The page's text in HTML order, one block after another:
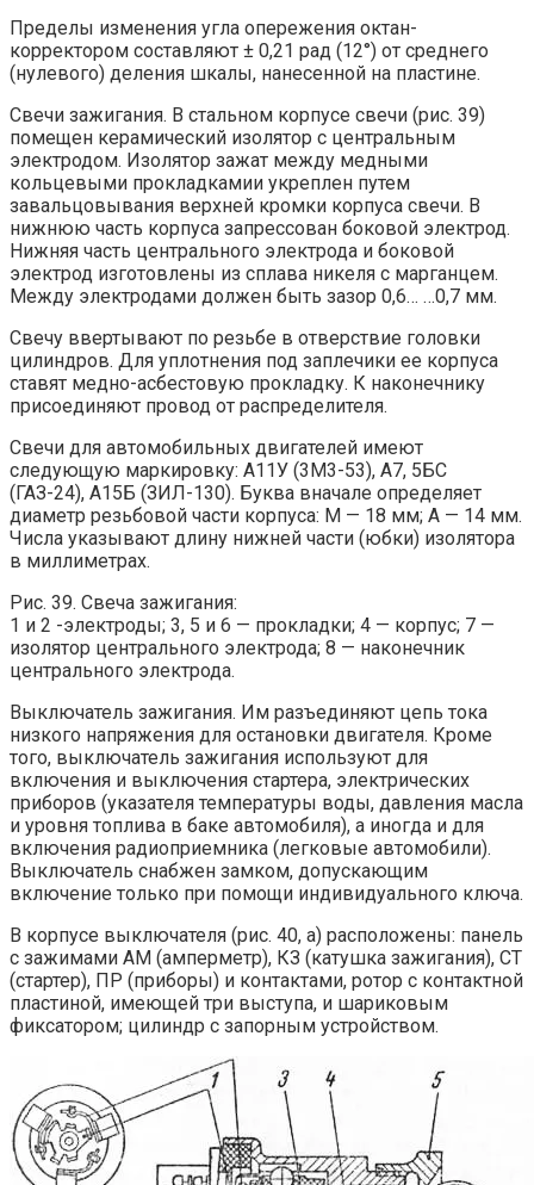
Пределы изменения угла опережения октан-
корректором составляют ± 0,21 рад (12°) от среднего
(нулевого) деления шкалы, нанесенной на пластине.
Свечи зажигания. В стальном корпусе свечи (рис. 39)
помещен керамический изолятор с центральным
электродом. Изолятор зажат между медными
кольцевыми прокладкамии укреплен путем
завальцовывания верхней кромки корпуса свечи. В
нижнюю часть корпуса запрессован боковой электрод.
Нижняя часть центрального электрода и боковой
электрод изготовлены из сплава никеля с марганцем.
Между электродами должен быть зазор 0,6… …0,7 мм.
Свечу ввертывают по резьбе в отверствие головки
цилиндров. Для уплотнения под заплечики ее корпуса
ставят медно-асбестовую прокладку. К наконечнику
присоединяют провод от распределителя.
Свечи для автомобильных двигателей имеют
следующую маркировку: А11У (3M3-53), А7, 5БС
(ГАЗ-24), А15Б (ЗИЛ-130). Буква вначале определяет
диаметр резьбовой части корпуса: М — 18 мм; А — 14 мм.
Числа указывают длину нижней части (юбки) изолятора
в миллиметрах.
Рис. 39. Свеча зажигания:
1 и 2 -электроды; 3, 5 и 6 — прокладки; 4 — корпус; 7 —
изолятор центрального электрода; 8 — наконечник
центрального электрода.
Выключатель зажигания. Им разъединяют цепь тока
низкого напряжения для остановки двигателя. Кроме
того, выключатель зажигания используют для
включения и выключения стартера, электрических
приборов (указателя температуры воды, давления масла
и уровня топлива в баке автомобиля), а иногда и для
включения радиоприемника (легковые автомобили).
Выключатель снабжен замком, допускающим
включение только при помощи индивидуального ключа.
В корпусе выключателя (рис. 40, а) расположены: панель
с зажимами AM (амперметр), КЗ (катушка зажигания), СТ
(стартер), ПР (приборы) и контактами, ротор с контактной
пластиной, имеющей три выступа, и шариковым
фиксатором; цилиндр с запорным устройством.